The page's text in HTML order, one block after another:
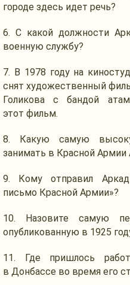
городе здесь идет речь?
6.С какой должности
военную службу?
7. В 1978 году на
снят художественный
Голиковас бандой
этот фильм.
8. Какую самую
занимать в Красной Армии
9. Кому отправил
письмо Красной Армии»?
10. Назовите самую
опубликованную в 1925
11. Где пришлось
в Донбассе во время его